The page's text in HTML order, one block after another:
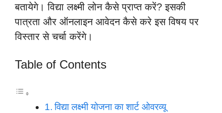
बतायेगे। विद्या लक्ष्मी लोन कैसे प्राप्त करें? इसकी
पात्रता और ऑनलाइन आवेदन कैसे करे इस विषय पर
विस्तार से चर्चा करेंगे।
Table of Contents
विद्या लक्ष्मी योजना का शार्ट ओवरव्यू